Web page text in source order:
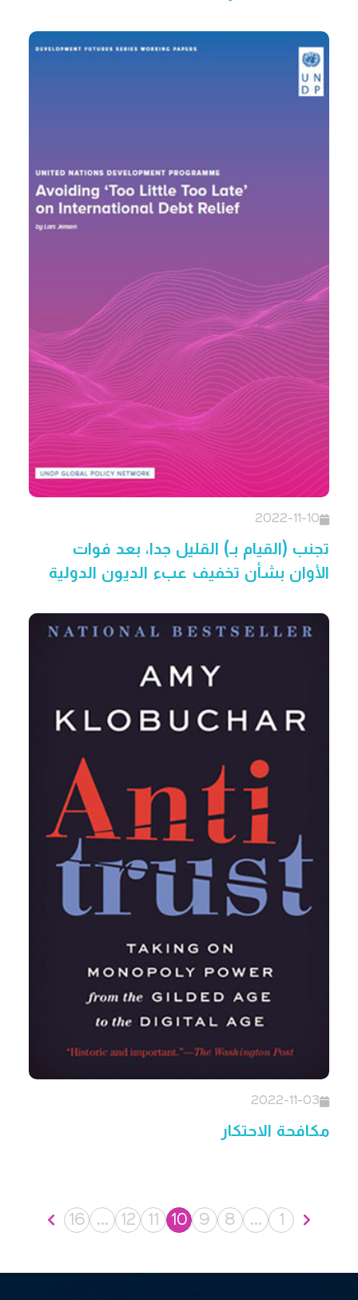
2022-11-10
تجنب (القيام بـ) القليل جدا، بعد فوات
الأوان بشأن تخفيف عبء الديون الدولية
2022-11-03
مكافحة الاحتكار
1
…
8
9
10
11
12
…
16